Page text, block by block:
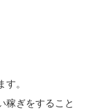
。
稼ぎをすること